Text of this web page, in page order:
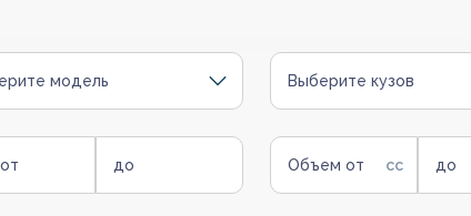
модель Выберите кузов
до Объем от до